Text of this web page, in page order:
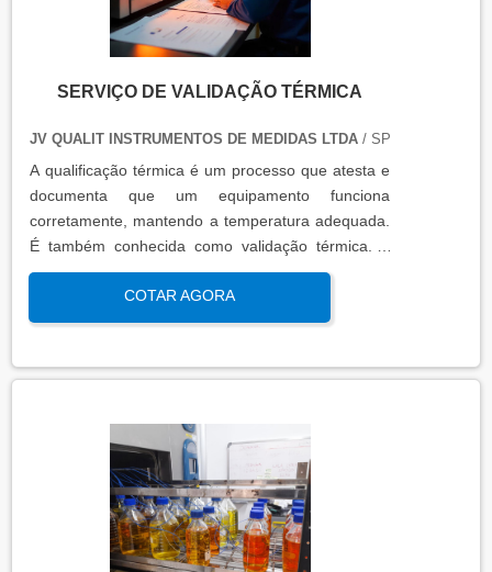
SERVIÇO DE VALIDAÇÃO TÉRMICA
JV QUALIT INSTRUMENTOS DE MEDIDAS LTDA/ SP
A qualificação térmica é um processo que atesta e
documenta que um equipamento funciona
corretamente, mantendo a temperatura adequada.
É também conhecida como validação térmica. A
qualificação térmica é importante para garantir a
qualidade e eficiência de equipamentos que
precisam de controle de temperatura. É aplicada a
produtos, como autoclaves, estufas, câmaras frias,
qualificação térmica é apresentado em um relatório
técnico que contém informações como gráficos,
certificados de calibração e a conclusão das
condições funcionais.
COTAR AGORA